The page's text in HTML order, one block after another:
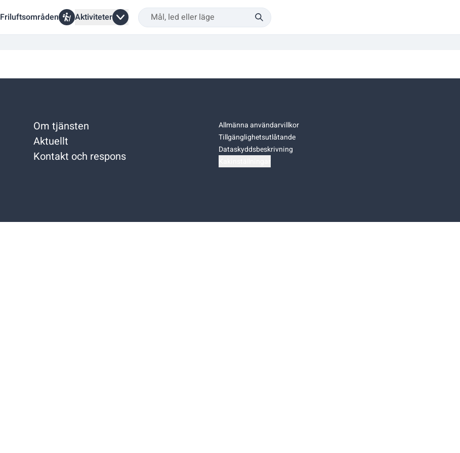
Friluftsområden Aktiviteter
Om tjänsten
Aktuellt
Kontakt och respons
Allmänna användarvillkor
Tillgänglighetsutlåtande
Dataskyddsbeskrivning